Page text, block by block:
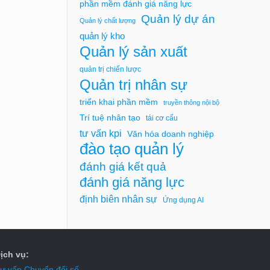
phần mềm đánh giá năng lực
Quản lý chất lượng Quản lý dự án
quản lý kho
Quản lý sản xuất
quản trị chiến lược
Quản trị nhân sự
triển khai phần mềm truyền thông nội bộ
Trí tuệ nhân tạo tái cơ cấu
tư vấn kpi Văn hóa doanh nghiệp
đào tạo quản lý
đánh giá kết quả
đánh giá năng lực
định biên nhân sự Ứng dụng AI
vụ: